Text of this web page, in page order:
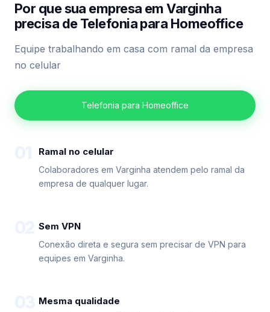
Por que sua empresa em Varginha
precisa de Telefonia para Homeoffice
Equipe trabalhando em casa com ramal da empresa
no celular
Telefonia para Homeoffice
Ramal no celular
Colaboradores em Varginha atendem pelo ramal da
empresa de qualquer lugar.
Sem VPN
Conexão direta e segura sem precisar de VPN para
equipes em Varginha.
Mesma qualidade